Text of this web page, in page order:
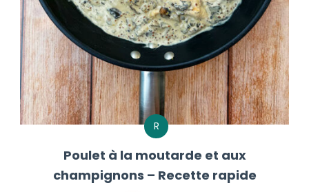
R
Poulet à la moutarde et aux
champignons – Recette rapide